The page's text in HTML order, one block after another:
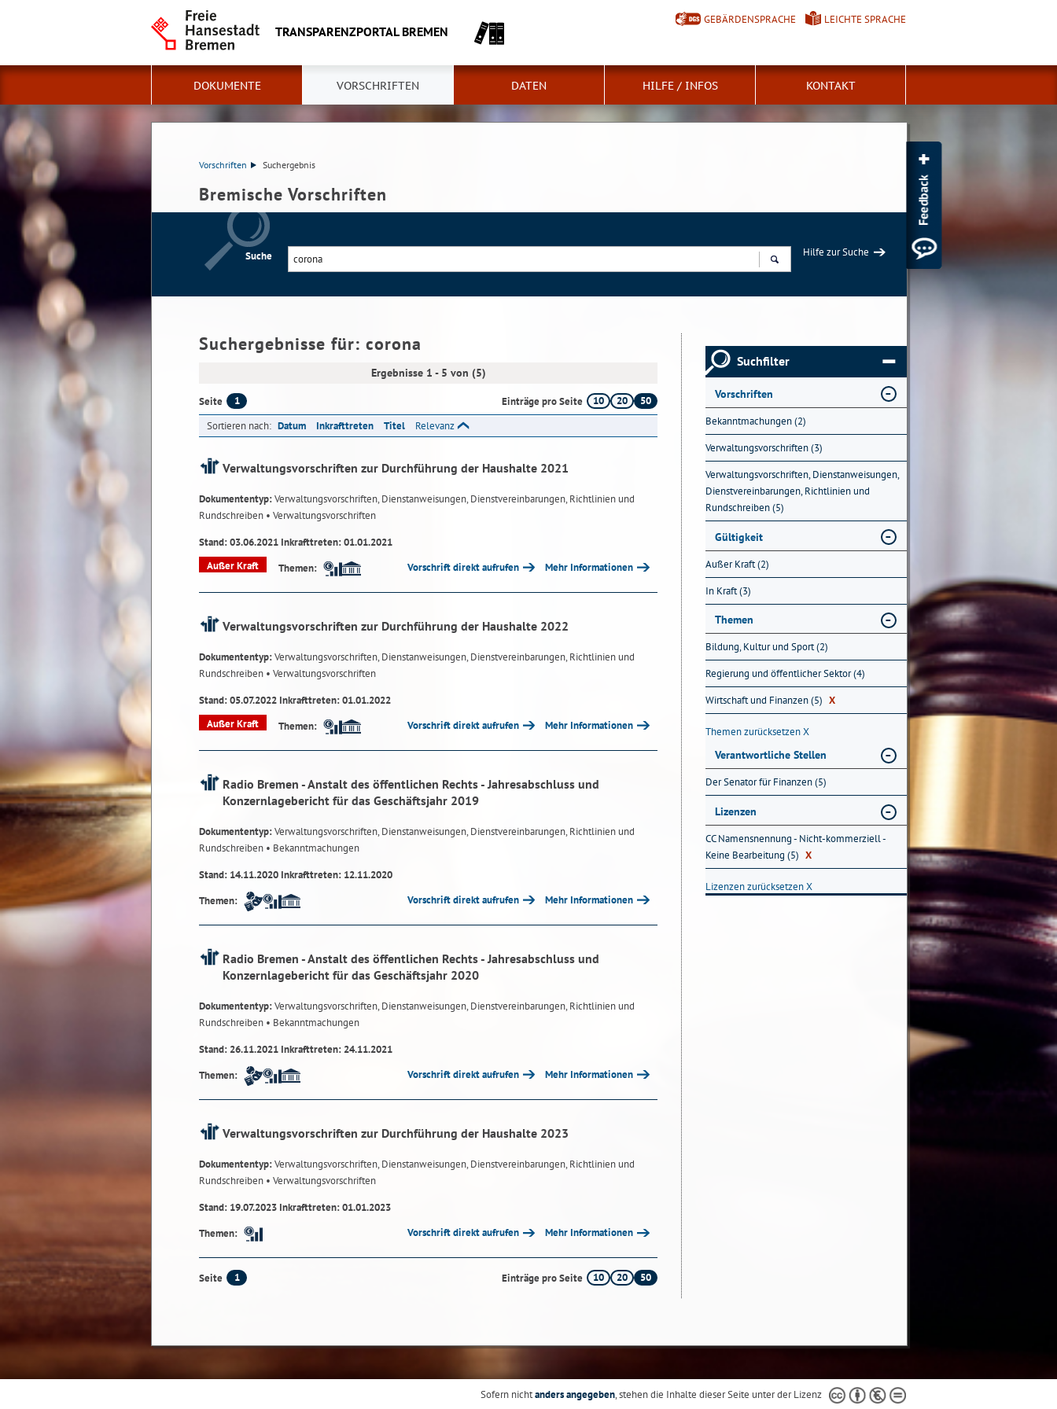
TRANSPARENZPORTAL BREMEN
GEBÄRDENSPRACHE LEICHTE SPRACHE
DOKUMENTE VORSCHRIFTEN DATEN HILFE / INFOS KONTAKT
Vorschriften Suchergebnis
Bremische Vorschriften
Suche
Hilfe zur Suche
Suchergebnisse für: corona
Ergebnisse 1 - 5 von (5)
Seite 1 Einträge pro Seite 10 20
50
Sortieren nach: Datum Inkrafttreten Titel Relevanz
Verwaltungsvorschriften zur Durchführung der Haushalte 2021
Dokumententyp:Verwaltungsvorschriften, Dienstanweisungen, Dienstvereinbarungen, Richtlinien und
Rundschreiben • Verwaltungsvorschriften
Stand: 03.06.2021 Inkrafttreten: 01.01.2021
Außer Kraft
Themen: Vorschrift direkt aufrufen Mehr Informationen
Verwaltungsvorschriften zur Durchführung der Haushalte 2022
Dokumententyp:Verwaltungsvorschriften, Dienstanweisungen, Dienstvereinbarungen, Richtlinien und
Rundschreiben • Verwaltungsvorschriften
Stand: 05.07.2022 Inkrafttreten: 01.01.2022
Außer Kraft
Themen: Vorschrift direkt aufrufen Mehr Informationen
Radio Bremen - Anstalt des öffentlichen Rechts - Jahresabschluss und
Konzernlagebericht für das Geschäftsjahr 2019
Dokumententyp:Verwaltungsvorschriften, Dienstanweisungen, Dienstvereinbarungen, Richtlinien und
Rundschreiben • Bekanntmachungen
Stand: 14.11.2020 Inkrafttreten: 12.11.2020
Themen:
Vorschrift direkt aufrufen Mehr Informationen
Radio Bremen - Anstalt des öffentlichen Rechts - Jahresabschluss und
Konzernlagebericht für das Geschäftsjahr 2020
Dokumententyp:Verwaltungsvorschriften, Dienstanweisungen, Dienstvereinbarungen, Richtlinien und
Rundschreiben • Bekanntmachungen
Stand: 26.11.2021 Inkrafttreten: 24.11.2021
Themen:
Vorschrift direkt aufrufen Mehr Informationen
Verwaltungsvorschriften zur Durchführung der Haushalte 2023
Dokumententyp:Verwaltungsvorschriften, Dienstanweisungen, Dienstvereinbarungen, Richtlinien und
Rundschreiben • Verwaltungsvorschriften
Stand: 19.07.2023 Inkrafttreten: 01.01.2023
Themen:
Vorschrift direkt aufrufen Mehr Informationen
Seite 1 Einträge pro Seite 10 20 50
Suchfilter
Vorschriften
Bekanntmachungen (2)
Verwaltungsvorschriften (3)
Verwaltungsvorschriften, Dienstanweisungen,
Dienstvereinbarungen, Richtlinien und
Rundschreiben (5)
Gültigkeit
Außer Kraft (2)
In Kraft (3)
Themen
Bildung, Kultur und Sport (2)
Regierung und öffentlicher Sektor (4)
Wirtschaft und Finanzen (5) X
Themen zurücksetzenX
Verantwortliche Stellen
Der Senator für Finanzen (5)
Lizenzen
CC Namensnennung - Nicht-kommerziell -
Keine Bearbeitung (5) X
Lizenzen zurücksetzenX
Sofern nichtanders angegeben, stehen die Inhalte dieser Seite unter der Lizenz